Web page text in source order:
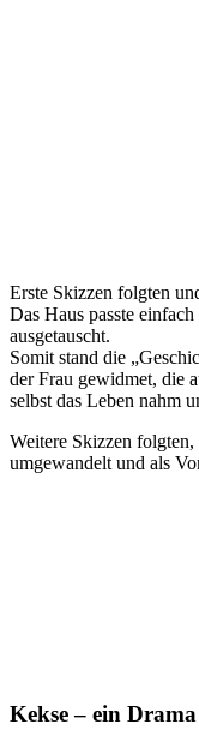
Erste Skizzen folgten
Das Haus passte
ausgetauscht.
Somit stand die
der Frau gewidmet, die
selbst das Leben nahm
Weitere Skizzen
umgewandelt und als
Kekse – ein